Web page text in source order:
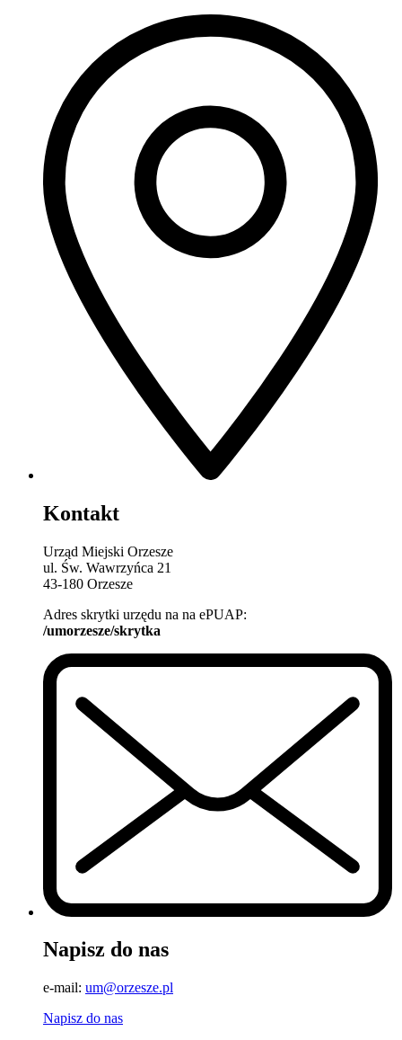
Kontakt
Urząd Miejski Orzesze
ul. Św. Wawrzyńca 21
43-180 Orzesze
Adres skrytki urzędu na na ePUAP:
/umorzesze/skrytka
Napisz do nas
e-mail: um@orzesze.pl
Napisz do nas